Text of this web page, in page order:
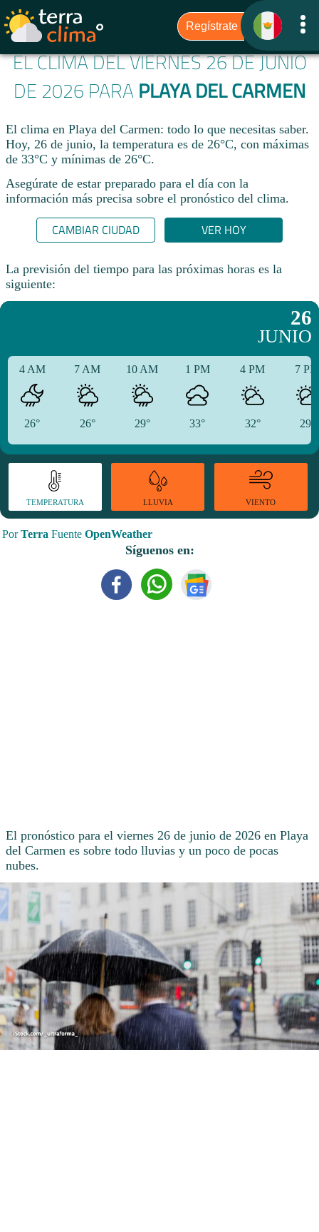
EL CLIMA DEL VIERNES 26 DE JUNIO
DE 2026 PARA PLAYA DEL CARMEN
El clima en Playa del Carmen: todo lo que necesitas saber.
Hoy, 26 de junio, la temperatura es de 26°C, con máximas
de 33°C y mínimas de 26°C.
Asegúrate de estar preparado para el día con la
información más precisa sobre el pronóstico del clima.
CAMBIAR CIUDAD VER HOY
La previsión del tiempo para las próximas horas es la
siguiente:
26
JUNIO
4 AM
26°
7 AM
26°
10 AM
29°
1 PM
33°
4 PM
32°
7
29°
TEMPERATURA LLUVIA VIENTO
PorTerra Fuente OpenWeather
Síguenos en:
El pronóstico para el viernes 26 de junio de 2026 en Playa
del Carmen es sobre todo lluvias y un poco de pocas
nubes.